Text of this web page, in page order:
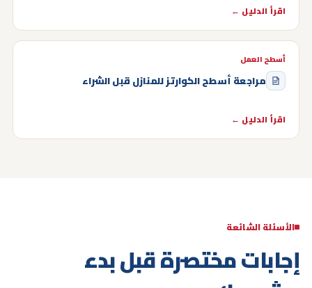
اقرأ الدليل ←
أسطح العمل
مراجعة أسطح الكوارتز للمنازل قبل الشراء
اقرأ الدليل ←
الأسئلة الشائعة
إجابات مختصرةقبل بدء